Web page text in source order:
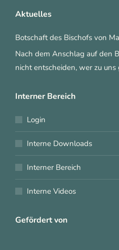
Aktuelles
Botschaft des Bischofs von
Nach dem Anschlag auf den
nicht entscheiden, wer zu uns
Interner Bereich
Login
Interne Downloads
Interner Bereich
Interne Videos
Gefördert von